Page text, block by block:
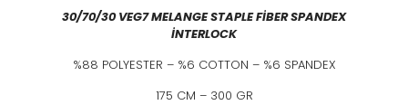
30/70/30 VEG7 MELANGE STAPLE FİBER SPANDEX
İNTERLOCK
%88 POLYESTER – %6 COTTON – %6 SPANDEX
175 CM – 300 GR